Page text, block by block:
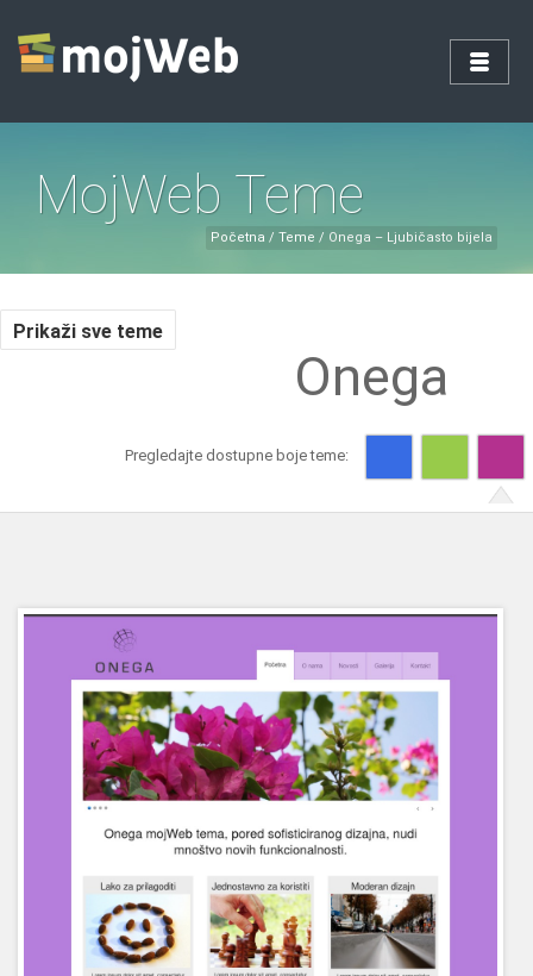
MojWeb Teme
Početna / Teme / Onega – Ljubičasto bijela
Prikaži sve teme
Onega
Pregledajte dostupne boje teme: